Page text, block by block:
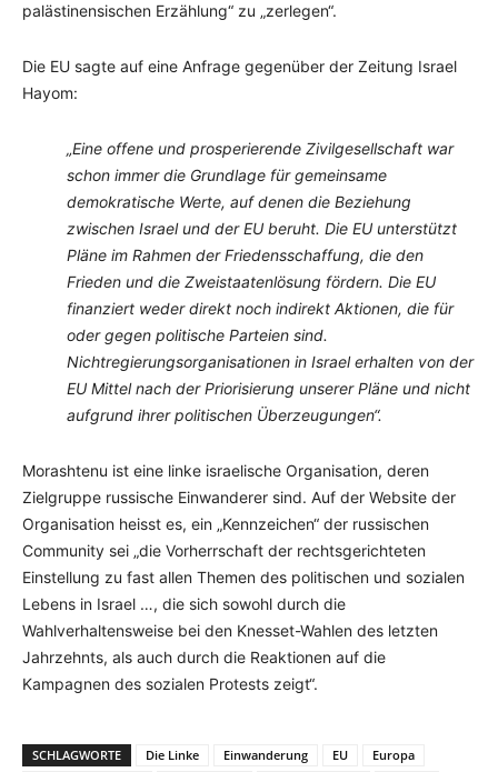
palästinensischen Erzählung“ zu „zerlegen“.
Die EU sagte auf eine Anfrage gegenüber der Zeitung Israel
Hayom:
„Eine offene und prosperierende Zivilgesellschaft war
schon immer die Grundlage für gemeinsame
demokratische Werte, auf denen die Beziehung
zwischen Israel und der EU beruht. Die EU unterstützt
Pläne im Rahmen der Friedensschaffung, die den
Frieden und die Zweistaatenlösung fördern. Die EU
finanziert weder direkt noch indirekt Aktionen, die für
oder gegen politische Parteien sind.
Nichtregierungsorganisationen in Israel erhalten von der
EU Mittel nach der Priorisierung unserer Pläne und nicht
aufgrund ihrer politischen Überzeugungen“.
Morashtenu ist eine linke israelische Organisation, deren
Zielgruppe russische Einwanderer sind. Auf der Website der
Organisation heisst es, ein „Kennzeichen“ der russischen
Community sei „die Vorherrschaft der rechtsgerichteten
Einstellung zu fast allen Themen des politischen und sozialen
Lebens in Israel …, die sich sowohl durch die
Wahlverhaltensweise bei den Knesset-Wahlen des letzten
Jahrzehnts, als auch durch die Reaktionen auf die
Kampagnen des sozialen Protests zeigt“.
SCHLAGWORTE Die Linke Einwanderung EU
Europa